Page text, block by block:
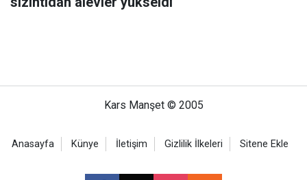
Kars Manşet © 2005
Anasayfa Künye İletişim Gizlilik İlkeleri Sitene Ekle